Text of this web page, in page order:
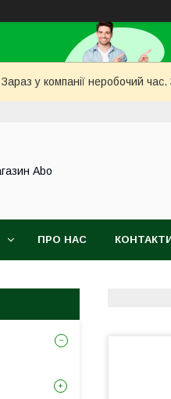
Зараз у компанії неробочий
Abo
ПРО НАС